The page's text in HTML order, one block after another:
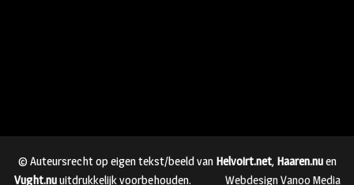
© Auteursrecht op eigen tekst/beeld van Helvoirt.net, Haaren.nuen
Vught.nuuitdrukkelijk voorbehouden. Webdesign Vanoo Media